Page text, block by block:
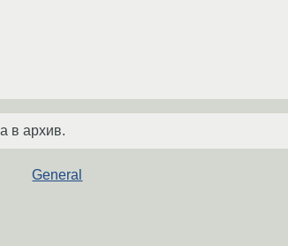
в архив.
General